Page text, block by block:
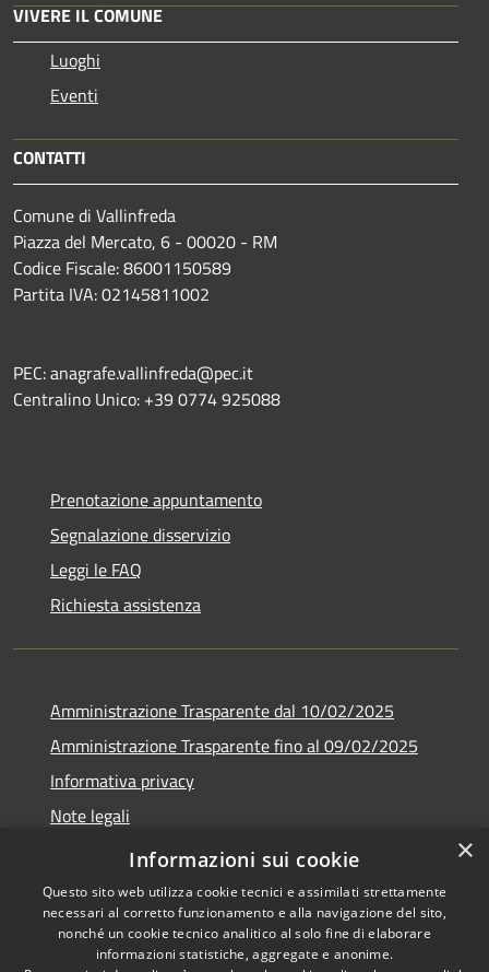
VIVERE IL COMUNE
Luoghi
Eventi
CONTATTI
Comune di Vallinfreda
Piazza del Mercato, 6 - 00020 - RM
Codice Fiscale: 86001150589
Partita IVA: 02145811002
PEC: anagrafe.vallinfreda@pec.it
Centralino Unico: +39 0774 925088
Prenotazione appuntamento
Segnalazione disservizio
Leggi le FAQ
Richiesta assistenza
Amministrazione Trasparente dal 10/02/2025
Amministrazione Trasparente fino al 09/02/2025
Informativa privacy
Note legali
Dichiarazione di accessibilità
Copyright © 2026 • Comune di
×
Informazioni sui cookie
Questo sito web utilizza cookie tecnici e assimilati strettamente
necessari al corretto funzionamento e alla navigazione del sito,
nonché un cookie tecnico analitico al solo fine di elaborare
informazioni statistiche, aggregate e anonime.